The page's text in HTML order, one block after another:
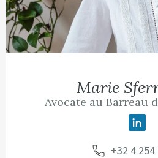
Marie
Avocate au Barreau
Linkedin
+32 4 254